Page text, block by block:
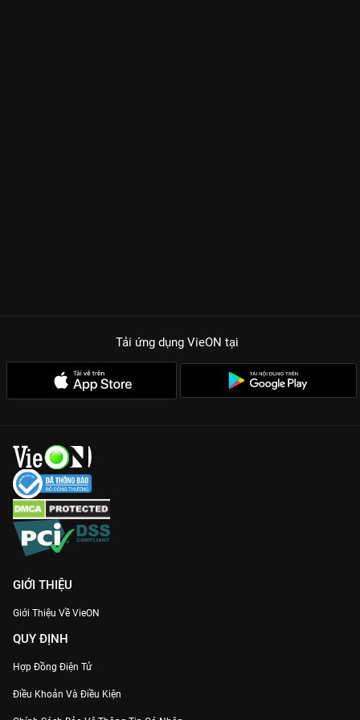
Tải ứng dụng VieON tại
GIỚI THIỆU
Giới Thiệu Về VieON
QUY ĐỊNH
Hợp Đồng Điện Tử
Điều Khoản Và Điều Kiện